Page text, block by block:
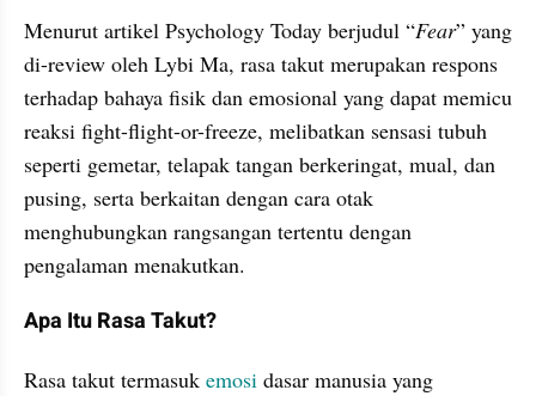
Menurut artikel Psychology Today berjudul “Fear” yang
di-review oleh Lybi Ma, rasa takut merupakan respons
terhadap bahaya fisik dan emosional yang dapat memicu
reaksi fight-flight-or-freeze, melibatkan sensasi tubuh
seperti gemetar, telapak tangan berkeringat, mual, dan
pusing, serta berkaitan dengan cara otak
menghubungkan rangsangan tertentu dengan
pengalaman menakutkan.
Apa Itu Rasa Takut?
Rasa takut termasuk emosi dasar manusia yang